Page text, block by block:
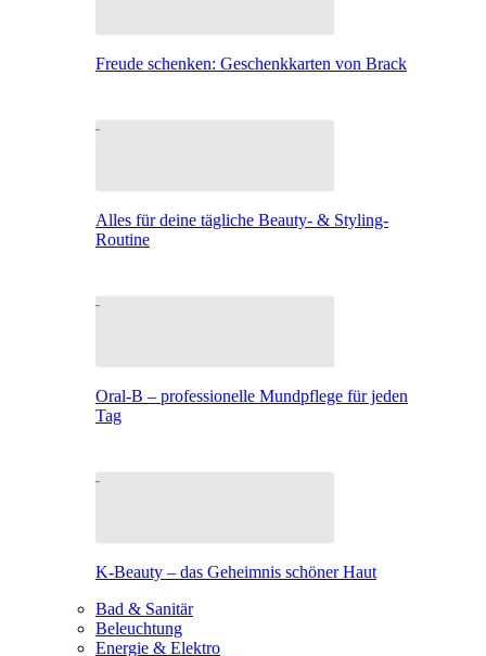
Freude schenken: Geschenkkarten von Brack
Alles für deine tägliche Beauty- & Styling-
Routine
Oral-B – professionelle Mundpflege für jeden
Tag
K-Beauty – das Geheimnis schöner Haut
Bad & Sanitär
Beleuchtung
Energie & Elektro